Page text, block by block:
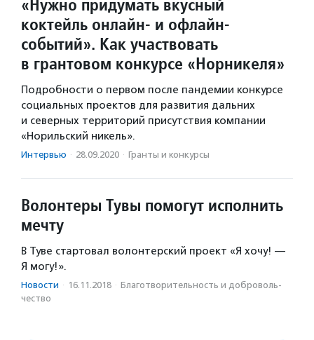
«Нужно придумать вкусный
коктейль онлайн- и офлайн-
событий». Как участвовать
в грантовом конкурсе «Норникеля»
Подробности о первом после пандемии конкурсе
социальных проектов для развития дальних
и северных территорий присутствия компании
«Норильский никель».
Интервью · 28.09.2020 · Гранты и конкурсы
Волонтеры Тувы помогут исполнить
мечту
В Туве стартовал волонтерский проект «Я хочу! —
Я могу!».
Новости · 16.11.2018 · Благотвори­тель­ность и доброволь­
чест­во